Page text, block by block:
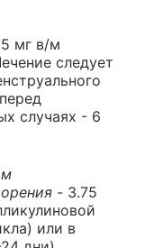
мг в/м
следует
случаях - 6
- 3.75
или в